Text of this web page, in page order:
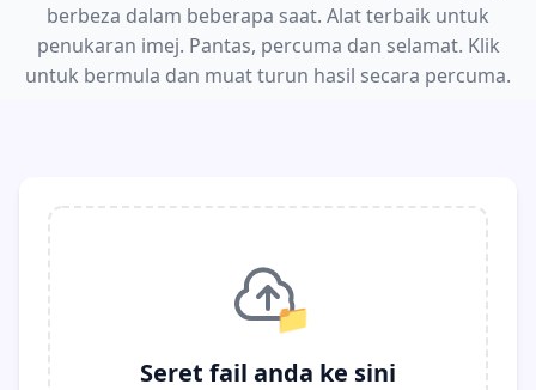
berbeza dalam beberapa saat. Alat terbaik untuk
penukaran imej. Pantas, percuma dan selamat. Klik
untuk bermula dan muat turun hasil secara percuma.
📁
Seret fail anda ke sini